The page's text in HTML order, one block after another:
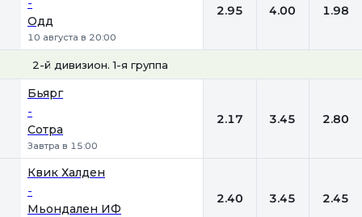
Одд
10 августа в 20:00
2.95 4.00 1.98
2-й дивизион. 1-я группа
Бьярг
-
Сотра
Завтра в 15:00
2.17 3.45 2.80
Квик Халден
-
Мьондален ИФ
2.40 3.45 2.45